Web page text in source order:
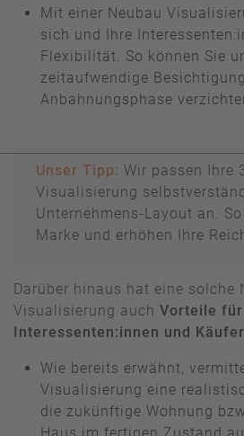
Mit einer Neubau
sich und Ihre
Flexibilität. So können Sie
zeitaufwendige
Anbahnungsphase
Unser Tipp: Wir passen Ihre
Visualisierung
Unternehmens-Layout an.
Marke und erhöhen Ihre
Darüber hinaus hat eine solche
Visualisierung auch Vorteile für
Interessenten:innen und
Wie bereits erwähnt,
Visualisierung eine
die zukünftige Wohnung